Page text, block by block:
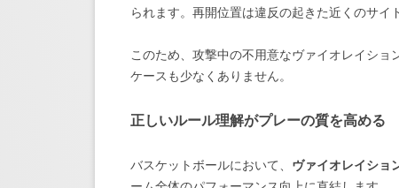
られます。再開位置は違反の起きた近くのサイ
このため、攻撃中の不用意なヴァイオレイシ
ケースも少なくありません。
正しいルール理解がプレーの質を高める
バスケットボールにおいて、 ヴァイオレイショ